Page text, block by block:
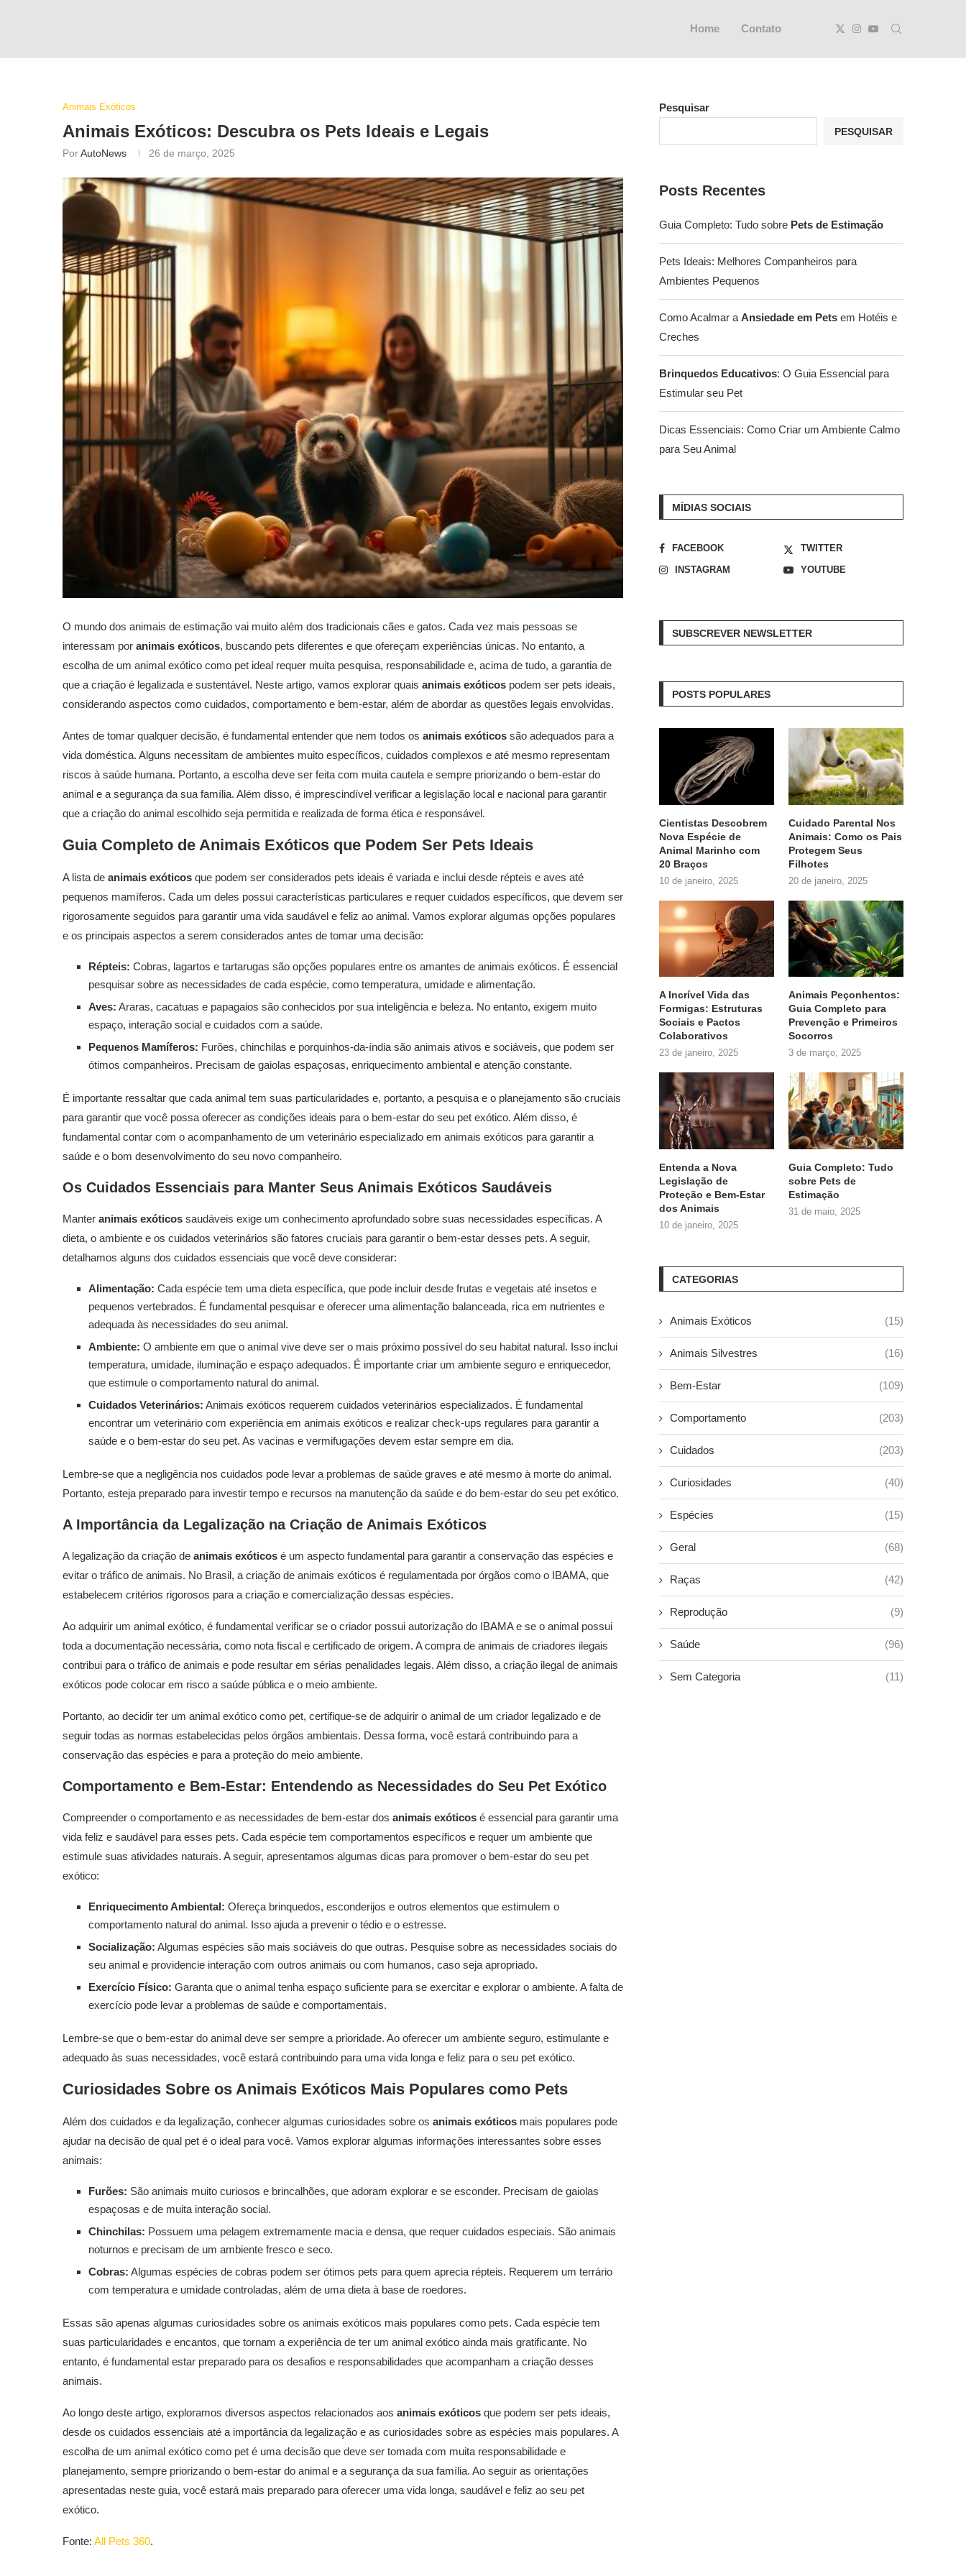
Home Contato
Animais Exóticos
Animais Exóticos: Descubra os Pets Ideais e Legais
PorAutoNews 26 de março, 2025
O mundo dos animais de estimação vai muito além dos tradicionais cães e gatos. Cada vez mais pessoas se
interessam por animais exóticos, buscando pets diferentes e que ofereçam experiências únicas. No entanto, a
escolha de um animal exótico como pet ideal requer muita pesquisa, responsabilidade e, acima de tudo, a garantia de
que a criação é legalizada e sustentável. Neste artigo, vamos explorar quais animais exóticos podem ser pets ideais,
considerando aspectos como cuidados, comportamento e bem-estar, além de abordar as questões legais envolvidas.
Antes de tomar qualquer decisão, é fundamental entender que nem todos os animais exóticos são adequados para a
vida doméstica. Alguns necessitam de ambientes muito específicos, cuidados complexos e até mesmo representam
riscos à saúde humana. Portanto, a escolha deve ser feita com muita cautela e sempre priorizando o bem-estar do
animal e a segurança da sua família. Além disso, é imprescindível verificar a legislação local e nacional para garantir
que a criação do animal escolhido seja permitida e realizada de forma ética e responsável.
Guia Completo de Animais Exóticos que Podem Ser Pets Ideais
A lista de animais exóticos que podem ser considerados pets ideais é variada e inclui desde répteis e aves até
pequenos mamíferos. Cada um deles possui características particulares e requer cuidados específicos, que devem ser
rigorosamente seguidos para garantir uma vida saudável e feliz ao animal. Vamos explorar algumas opções populares
e os principais aspectos a serem considerados antes de tomar uma decisão:
Répteis: Cobras, lagartos e tartarugas são opções populares entre os amantes de animais exóticos. É essencial
pesquisar sobre as necessidades de cada espécie, como temperatura, umidade e alimentação.
Aves: Araras, cacatuas e papagaios são conhecidos por sua inteligência e beleza. No entanto, exigem muito
espaço, interação social e cuidados com a saúde.
Pequenos Mamíferos: Furões, chinchilas e porquinhos-da-índia são animais ativos e sociáveis, que podem ser
ótimos companheiros. Precisam de gaiolas espaçosas, enriquecimento ambiental e atenção constante.
É importante ressaltar que cada animal tem suas particularidades e, portanto, a pesquisa e o planejamento são cruciais
para garantir que você possa oferecer as condições ideais para o bem-estar do seu pet exótico. Além disso, é
fundamental contar com o acompanhamento de um veterinário especializado em animais exóticos para garantir a
saúde e o bom desenvolvimento do seu novo companheiro.
Os Cuidados Essenciais para Manter Seus Animais Exóticos Saudáveis
Manter animais exóticos saudáveis exige um conhecimento aprofundado sobre suas necessidades específicas. A
dieta, o ambiente e os cuidados veterinários são fatores cruciais para garantir o bem-estar desses pets. A seguir,
detalhamos alguns dos cuidados essenciais que você deve considerar:
Alimentação: Cada espécie tem uma dieta específica, que pode incluir desde frutas e vegetais até insetos e
pequenos vertebrados. É fundamental pesquisar e oferecer uma alimentação balanceada, rica em nutrientes e
adequada às necessidades do seu animal.
Ambiente: O ambiente em que o animal vive deve ser o mais próximo possível do seu habitat natural. Isso inclui
temperatura, umidade, iluminação e espaço adequados. É importante criar um ambiente seguro e enriquecedor,
que estimule o comportamento natural do animal.
Cuidados Veterinários: Animais exóticos requerem cuidados veterinários especializados. É fundamental
encontrar um veterinário com experiência em animais exóticos e realizar check-ups regulares para garantir a
saúde e o bem-estar do seu pet. As vacinas e vermifugações devem estar sempre em dia.
Lembre-se que a negligência nos cuidados pode levar a problemas de saúde graves e até mesmo à morte do animal.
Portanto, esteja preparado para investir tempo e recursos na manutenção da saúde e do bem-estar do seu pet exótico.
A Importância da Legalização na Criação de Animais Exóticos
A legalização da criação de animais exóticos é um aspecto fundamental para garantir a conservação das espécies e
evitar o tráfico de animais. No Brasil, a criação de animais exóticos é regulamentada por órgãos como o IBAMA, que
estabelecem critérios rigorosos para a criação e comercialização dessas espécies.
Ao adquirir um animal exótico, é fundamental verificar se o criador possui autorização do IBAMA e se o animal possui
toda a documentação necessária, como nota fiscal e certificado de origem. A compra de animais de criadores ilegais
contribui para o tráfico de animais e pode resultar em sérias penalidades legais. Além disso, a criação ilegal de animais
exóticos pode colocar em risco a saúde pública e o meio ambiente.
Portanto, ao decidir ter um animal exótico como pet, certifique-se de adquirir o animal de um criador legalizado e de
seguir todas as normas estabelecidas pelos órgãos ambientais. Dessa forma, você estará contribuindo para a
conservação das espécies e para a proteção do meio ambiente.
Comportamento e Bem-Estar: Entendendo as Necessidades do Seu Pet Exótico
Compreender o comportamento e as necessidades de bem-estar dos animais exóticos é essencial para garantir uma
vida feliz e saudável para esses pets. Cada espécie tem comportamentos específicos e requer um ambiente que
estimule suas atividades naturais. A seguir, apresentamos algumas dicas para promover o bem-estar do seu pet
exótico:
Enriquecimento Ambiental: Ofereça brinquedos, esconderijos e outros elementos que estimulem o
comportamento natural do animal. Isso ajuda a prevenir o tédio e o estresse.
Socialização: Algumas espécies são mais sociáveis do que outras. Pesquise sobre as necessidades sociais do
seu animal e providencie interação com outros animais ou com humanos, caso seja apropriado.
Exercício Físico: Garanta que o animal tenha espaço suficiente para se exercitar e explorar o ambiente. A falta de
exercício pode levar a problemas de saúde e comportamentais.
Lembre-se que o bem-estar do animal deve ser sempre a prioridade. Ao oferecer um ambiente seguro, estimulante e
adequado às suas necessidades, você estará contribuindo para uma vida longa e feliz para o seu pet exótico.
Curiosidades Sobre os Animais Exóticos Mais Populares como Pets
Além dos cuidados e da legalização, conhecer algumas curiosidades sobre os animais exóticos mais populares pode
ajudar na decisão de qual pet é o ideal para você. Vamos explorar algumas informações interessantes sobre esses
animais:
Furões: São animais muito curiosos e brincalhões, que adoram explorar e se esconder. Precisam de gaiolas
espaçosas e de muita interação social.
Chinchilas: Possuem uma pelagem extremamente macia e densa, que requer cuidados especiais. São animais
noturnos e precisam de um ambiente fresco e seco.
Cobras: Algumas espécies de cobras podem ser ótimos pets para quem aprecia répteis. Requerem um terrário
com temperatura e umidade controladas, além de uma dieta à base de roedores.
Essas são apenas algumas curiosidades sobre os animais exóticos mais populares como pets. Cada espécie tem
suas particularidades e encantos, que tornam a experiência de ter um animal exótico ainda mais gratificante. No
entanto, é fundamental estar preparado para os desafios e responsabilidades que acompanham a criação desses
animais.
Ao longo deste artigo, exploramos diversos aspectos relacionados aos animais exóticos que podem ser pets ideais,
desde os cuidados essenciais até a importância da legalização e as curiosidades sobre as espécies mais populares. A
escolha de um animal exótico como pet é uma decisão que deve ser tomada com muita responsabilidade e
planejamento, sempre priorizando o bem-estar do animal e a segurança da sua família. Ao seguir as orientações
apresentadas neste guia, você estará mais preparado para oferecer uma vida longa, saudável e feliz ao seu pet
exótico.
Fonte: All Pets 360.
Pesquisar
PESQUISAR
Posts Recentes
Guia Completo: Tudo sobre Pets de Estimação
Pets Ideais: Melhores Companheiros para
Ambientes Pequenos
Como Acalmar a Ansiedade em Pets em Hotéis e
Creches
Brinquedos Educativos: O Guia Essencial para
Estimular seu Pet
Dicas Essenciais: Como Criar um Ambiente Calmo
para Seu Animal
MÍDIAS SOCIAIS
FACEBOOK
TWITTER
INSTAGRAM
YOUTUBE
SUBSCREVER NEWSLETTER
POSTS POPULARES
Cientistas Descobrem
Nova Espécie de
Animal Marinho com
20 Braços
10 de janeiro, 2025
Cuidado Parental Nos
Animais: Como os Pais
Protegem Seus
Filhotes
20 de janeiro, 2025
A Incrível Vida das
Formigas: Estruturas
Sociais e Pactos
Colaborativos
23 de janeiro, 2025
Animais Peçonhentos:
Guia Completo para
Prevenção e Primeiros
Socorros
3 de março, 2025
Entenda a Nova
Legislação de
Proteção e Bem-Estar
dos Animais
10 de janeiro, 2025
Guia Completo: Tudo
sobre Pets de
Estimação
31 de maio, 2025
CATEGORIAS
Animais Exóticos (15)
Animais Silvestres (16)
Bem-Estar (109)
Comportamento (203)
Cuidados (203)
Curiosidades (40)
Espécies (15)
Geral (68)
Raças (42)
Reprodução (9)
Saúde (96)
Sem Categoria (11)